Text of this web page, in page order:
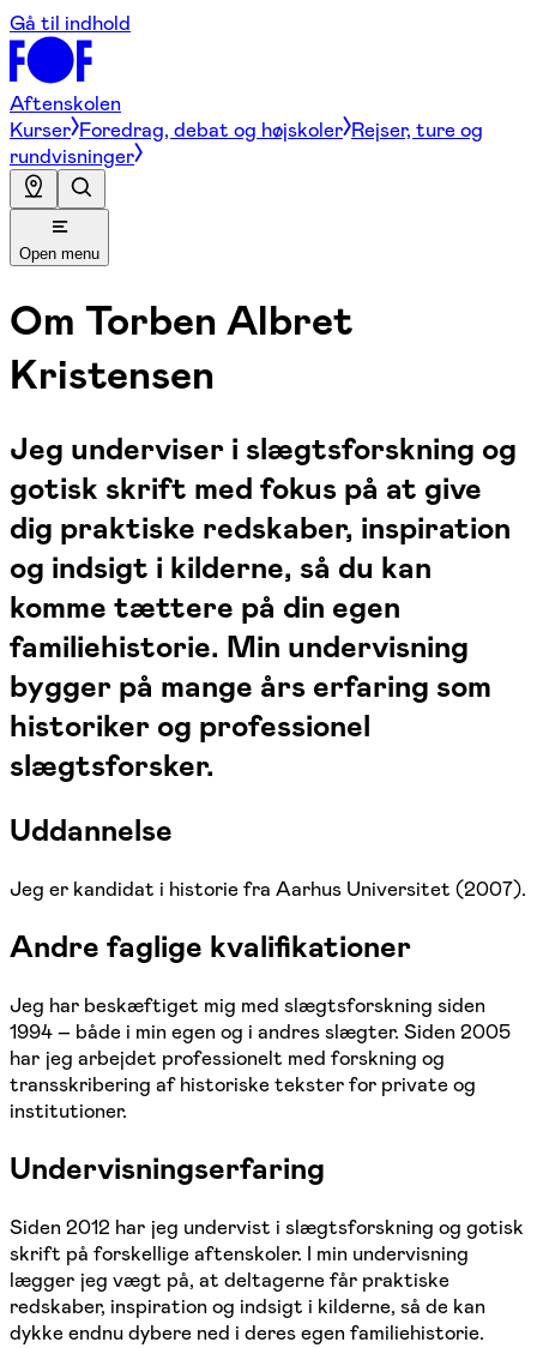
Gå til indhold
Aftenskolen
Kurser Foredrag, debat og højskoler Rejser, ture og
rundvisninger
Open menu
Om Torben Albret
Kristensen
Jeg underviser i slægtsforskning og
gotisk skrift med fokus på at give
dig praktiske redskaber, inspiration
og indsigt i kilderne, så du kan
komme tættere på din egen
familiehistorie. Min undervisning
bygger på mange års erfaring som
historiker og professionel
slægtsforsker.
Uddannelse
Jeg er kandidat i historie fra Aarhus Universitet (2007).
Andre faglige kvalifikationer
Jeg har beskæftiget mig med slægtsforskning siden
1994 – både i min egen og i andres slægter. Siden 2005
har jeg arbejdet professionelt med forskning og
transskribering af historiske tekster for private og
institutioner.
Undervisningserfaring
Siden 2012 har jeg undervist i slægtsforskning og gotisk
skrift på forskellige aftenskoler. I min undervisning
lægger jeg vægt på, at deltagerne får praktiske
redskaber, inspiration og indsigt i kilderne, så de kan
dykke endnu dybere ned i deres egen familiehistorie.